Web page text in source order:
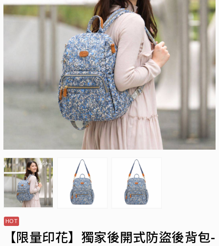
【限量印花】獨家後開式防盜後背包-